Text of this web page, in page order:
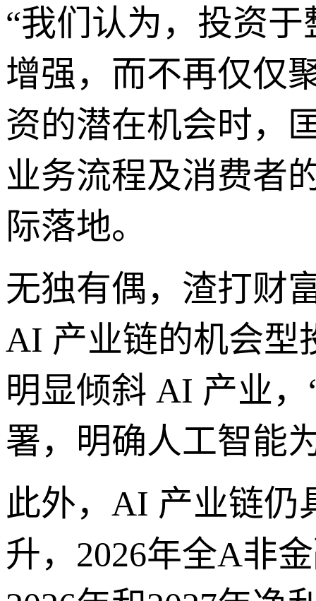
“我们认为，投资
增强，而不再仅仅
资的潜在机会时，
业务流程及消费者
际落地。
无独有偶，渣打财
AI 产业链的机会型
明显倾斜 AI 产业
署，明确人工智能
此外，AI 产业链仍
升，2026年全A非